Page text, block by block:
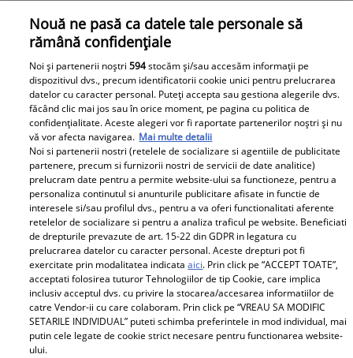
Cabral rupe tăcerea după
divorțul de Andreea Ibacka. „Nu
mi-a convenit să spun asta cu
voce tare. M-a afectat”
Elle
O mai ții minte pe Janine Sârbu?
Cum arată și cu ce se ocupă
acum fosta soție a lui Adrian
Nouă ne pasă ca datele tale personale să
rămână confidențiale
Noi și partenerii noștri594stocăm și/sau accesăm informații pe
dispozitivul dvs., precum identificatorii cookie unici pentru prelucrarea
datelor cu caracter personal. Puteți accepta sau gestiona alegerile dvs.
făcând clic mai jos sau în orice moment, pe pagina cu politica de
confidențialitate. Aceste alegeri vor fi raportate partenerilor noștri și nu
vă vor afecta navigarea. Mai multe detalii
Noi si partenerii nostri (retelele de socializare si agentiile de publicitate
partenere, precum si furnizorii nostri de servicii de date analitice)
prelucram date pentru a permite website-ului sa functioneze, pentru a
personaliza continutul si anunturile publicitare afisate in functie de
interesele si/sau profilul dvs., pentru a va oferi functionalitati aferente
retelelor de socializare si pentru a analiza traficul pe website. Beneficiati
de drepturile prevazute de art. 15-22 din GDPR in legatura cu
prelucrarea datelor cu caracter personal. Aceste drepturi pot fi
exercitate prin modalitatea indicataaici. Prin click pe “ACCEPT TOATE”,
acceptati folosirea tuturor Tehnologiilor de tip Cookie, care implica
inclusiv acceptul dvs. cu privire la stocarea/accesarea informatiilor de
catre Vendor-ii cu care colaboram. Prin click pe “VREAU SA MODIFIC
SETARILE INDIVIDUAL” puteti schimba preferintele in mod individual, mai
putin cele legate de cookie strict necesare pentru functionarea website-
ului.